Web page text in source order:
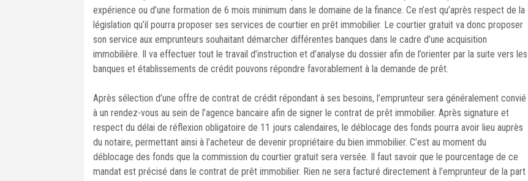
expérience ou d’une formation de 6 mois minimum dans le domaine de la finance. Ce n’est qu’après respect de la
législation qu’il pourra proposer ses services de courtier en prêt immobilier. Le courtier gratuit va donc proposer
son service aux emprunteurs souhaitant démarcher différentes banques dans le cadre d’une acquisition
immobilière. Il va effectuer tout le travail d’instruction et d’analyse du dossier afin de l’orienter par la suite vers les
banques et établissements de crédit pouvons répondre favorablement à la demande de prêt.
Après sélection d’une offre de contrat de crédit répondant à ses besoins, l’emprunteur sera généralement convié
à un rendez-vous au sein de l’agence bancaire afin de signer le contrat de prêt immobilier. Après signature et
respect du délai de réflexion obligatoire de 11 jours calendaires, le déblocage des fonds pourra avoir lieu auprès
du notaire, permettant ainsi à l’acheteur de devenir propriétaire du bien immobilier. C’est au moment du
déblocage des fonds que la commission du courtier gratuit sera versée. Il faut savoir que le pourcentage de ce
mandat est précisé dans le contrat de prêt immobilier. Rien ne sera facturé directement à l’emprunteur de la part